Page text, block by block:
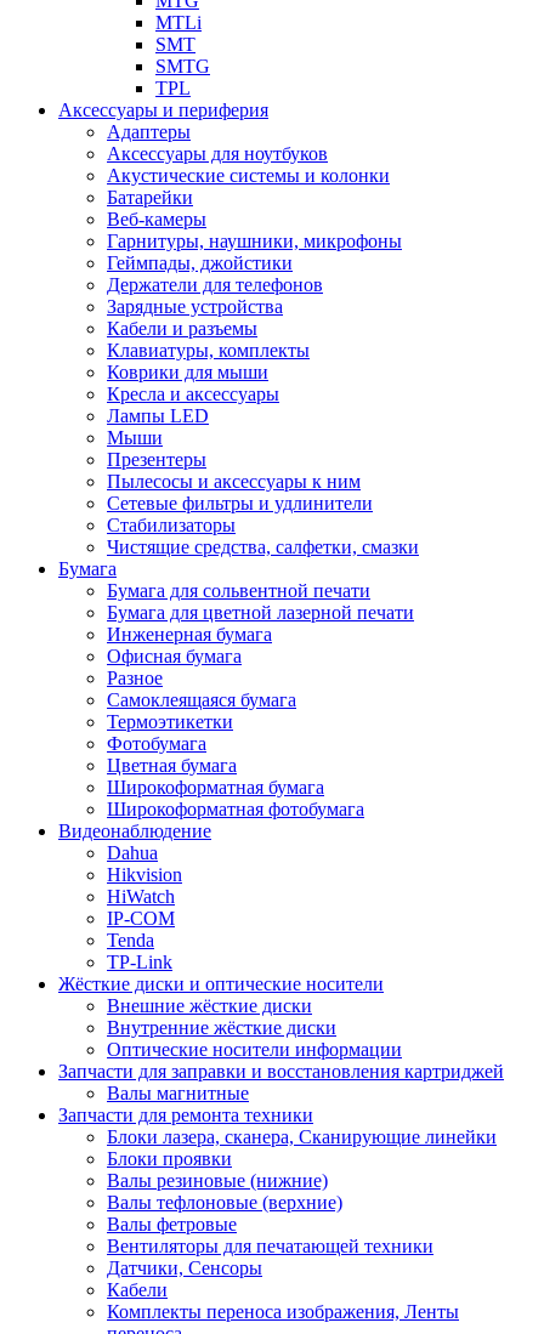
MTLi
SMT
SMTG
TPL
Аксессуары и периферия
Адаптеры
Аксессуары для ноутбуков
Акустические системы и колонки
Батарейки
Веб-камеры
Гарнитуры, наушники, микрофоны
Геймпады, джойстики
Держатели для телефонов
Зарядные устройства
Кабели и разъемы
Клавиатуры, комплекты
Коврики для мыши
Кресла и аксессуары
Лампы LED
Мыши
Презентеры
Пылесосы и аксессуары к ним
Сетевые фильтры и удлинители
Стабилизаторы
Чистящие средства, салфетки, смазки
Бумага
Бумага для сольвентной печати
Бумага для цветной лазерной печати
Инженерная бумага
Офисная бумага
Разное
Самоклеящаяся бумага
Термоэтикетки
Фотобумага
Цветная бумага
Широкоформатная бумага
Широкоформатная фотобумага
Видеонаблюдение
Dahua
Hikvision
HiWatch
IP-COM
Tenda
TP-Link
Жёсткие диски и оптические носители
Внешние жёсткие диски
Внутренние жёсткие диски
Оптические носители информации
Запчасти для заправки и восстановления картриджей
Валы магнитные
Запчасти для ремонта техники
Блоки лазера, сканера, Сканирующие линейки
Блоки проявки
Валы резиновые (нижние)
Валы тефлоновые (верхние)
Валы фетровые
Вентиляторы для печатающей техники
Датчики, Сенсоры
Кабели
Комплекты переноса изображения, Ленты